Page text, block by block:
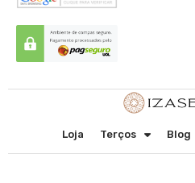
Loja Terços Blog